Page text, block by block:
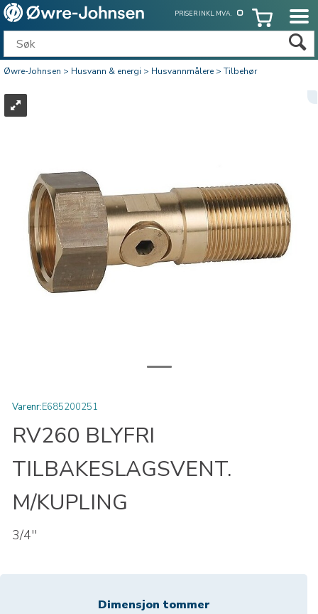
PRISER INKL. MVA.
Øwre-Johnsen>Husvann & energi>Husvannmålere>Tilbehør
Varenr:E685200251
RV260 BLYFRI
TILBAKESLAGSVENT.
M/KUPLING
3/4''
Dimensjon tommer